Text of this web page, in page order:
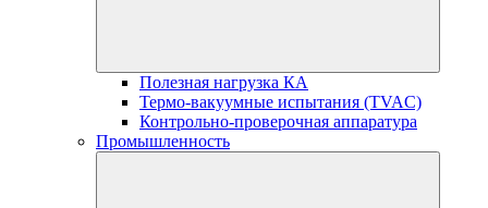
Полезная нагрузка КА
Термо-вакуумные испытания (TVAC)
Контрольно-проверочная аппаратура
Промышленность